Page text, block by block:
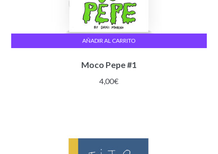
Moco Pepe #1
4,00€
AÑADIR AL CARRITO